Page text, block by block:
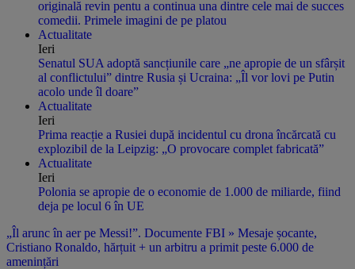
originală revin pentu a continua una dintre cele mai de succes
comedii. Primele imagini de pe platou
Actualitate
Ieri
Senatul SUA adoptă sancțiunile care „ne apropie de un sfârșit
al conflictului” dintre Rusia și Ucraina: „Îl vor lovi pe Putin
acolo unde îl doare”
Actualitate
Ieri
Prima reacție a Rusiei după incidentul cu drona încărcată cu
explozibil de la Leipzig: „O provocare complet fabricată”
Actualitate
Ieri
Polonia se apropie de o economie de 1.000 de miliarde, fiind
deja pe locul 6 în UE
„Îl arunc în aer pe Messi!”. Documente FBI » Mesaje șocante,
Cristiano Ronaldo, hărțuit + un arbitru a primit peste 6.000 de
amenințări